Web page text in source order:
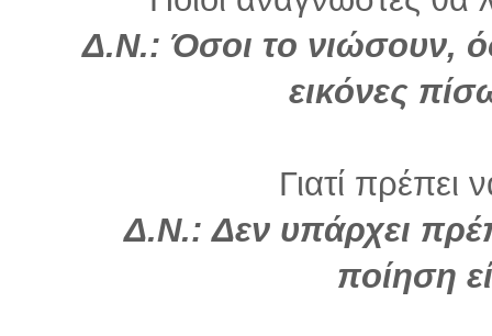
Δ.Ν.: Όσοι το νιώσουν,
εικόνες
Γιατί πρέπει
Δ.Ν.: Δεν υπάρχει
ποίηση